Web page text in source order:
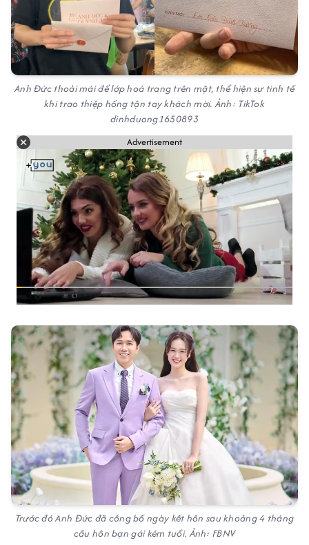
Anh Đức thoải mái để lớp hoá trang trên mặt, thể hiện sự tinh tế
khi trao thiệp hồng tận tay khách mời. Ảnh: TikTok
dinhduong1650893
Advertisement
Trước đó Anh Đức đã công bố ngày kết hôn sau khoảng 4 tháng
cầu hôn bạn gái kém tuổi. Ảnh: FBNV